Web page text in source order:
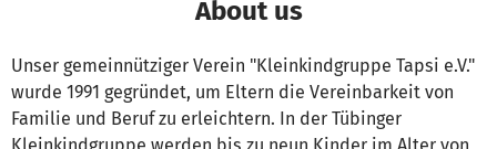
About us
Unser gemeinnütziger Verein "Kleinkindgruppe Tapsi e.V."
wurde 1991 gegründet, um Eltern die Vereinbarkeit von
Familie und Beruf zu erleichtern. In der Tübinger